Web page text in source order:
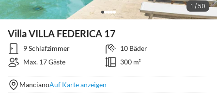
1 / 50
Villa VILLA FEDERICA 17
9 Schlafzimmer
10 Bäder
Max. 17 Gäste
300 m²
MancianoAuf Karte anzeigen